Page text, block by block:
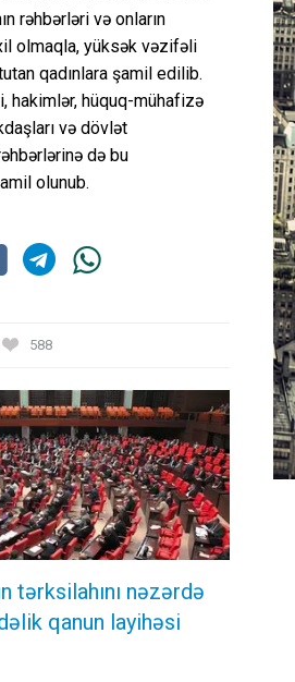
rəhbərləri və onların
olmaqla, yüksək vəzifəli
qadınlara şamil edilib.
hakimlər, hüquq-mühafizə
və dövlət
də bu
olunub.
588
tərksilahını nəzərdə
qanun layihəsi